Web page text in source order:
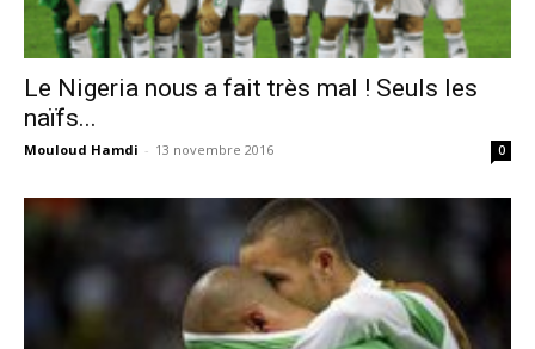
Le Nigeria nous a fait très mal ! Seuls les
naïfs...
Mouloud Hamdi - 13 novembre 2016 0